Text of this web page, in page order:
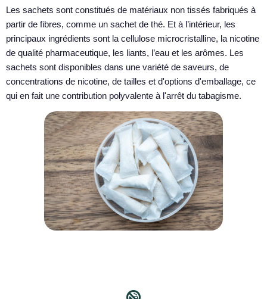
Les sachets sont constitués de matériaux non tissés fabriqués à
partir de fibres, comme un sachet de thé. Et à l’intérieur, les
principaux ingrédients sont la cellulose microcristalline, la nicotine
de qualité pharmaceutique, les liants, l’eau et les arômes. Les
sachets sont disponibles dans une variété de saveurs, de
concentrations de nicotine, de tailles et d'options d'emballage, ce
qui en fait une contribution polyvalente à l'arrêt du tabagisme.